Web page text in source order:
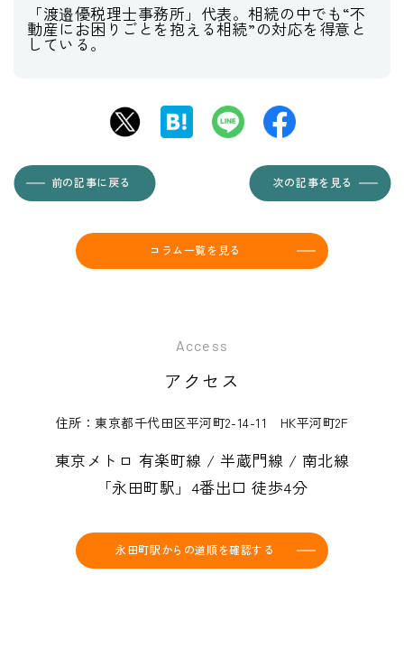
「渡邉優税理士事務所」代表。相続の中でも“不
動産にお困りごとを抱える相続”の対応を得意と
している。
前の記事に戻る 次の記事を見る
コラム一覧を見る
Access
アクセス
住所：東京都千代田区平河町2-14-11 HK平河町2F
東京メトロ 有楽町線 / 半蔵門線 / 南北線
「永田町駅」4番出口 徒歩4分
永田町駅からの道順を確認する